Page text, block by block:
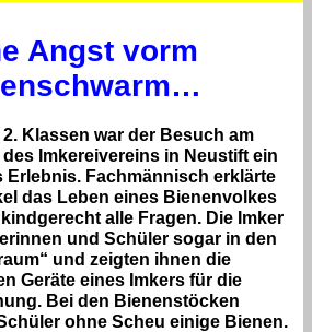
Angst vorm
Klassen war der Besuch am
Imkereivereins in Neustift ein
Erlebnis. Fachmännisch erklärte
das Leben eines Bienenvolkes
alle Fragen. Die Imker
und Schüler sogar in den
und zeigten ihnen die
Geräte eines Imkers für die
Bei den Bienenstöcken
ohne Scheu einige Bienen.